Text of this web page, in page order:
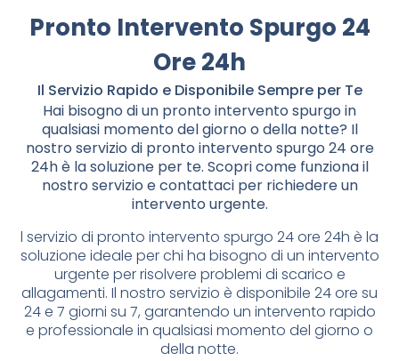
Pronto Intervento Spurgo 24
Ore 24h
Il Servizio Rapido e Disponibile Sempre per Te
Hai bisogno di un pronto intervento spurgo in
qualsiasi momento del giorno o della notte? Il
nostro servizio di pronto intervento spurgo 24 ore
24h è la soluzione per te. Scopri come funziona il
nostro servizio e contattaci per richiedere un
intervento urgente.
l servizio di pronto intervento spurgo 24 ore 24h è la
soluzione ideale per chi ha bisogno di un intervento
urgente per risolvere problemi di scarico e
allagamenti. Il nostro servizio è disponibile 24 ore su
24 e 7 giorni su 7, garantendo un intervento rapido
e professionale in qualsiasi momento del giorno o
della notte.